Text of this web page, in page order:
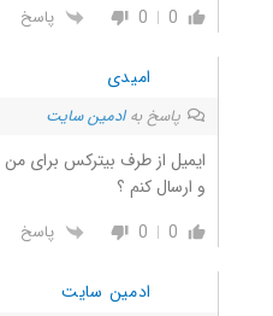
0
0 پاسخ
امیدی
پاسخ بهادمین سایت
ایمیل از طرف بیترکس برای
و ارسال کنم ؟
0
0 پاسخ
ادمین سایت